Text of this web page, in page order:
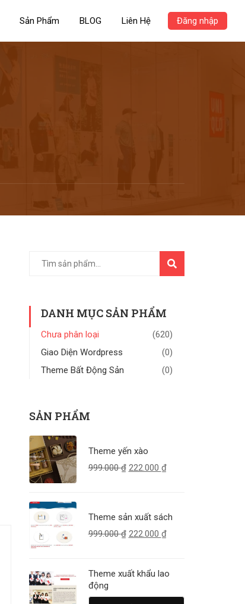
Sản Phẩm BLOG Liên Hệ Đăng nhập
TÌM
KIẾM
DANH MỤC SẢN PHẨM
Chưa phân loại
(620)
Giao Diện Wordpress
(0)
Theme Bất Động Sản
(0)
SẢN PHẨM
Theme yến xào
999.000₫ 222.000 ₫
Theme sản xuất sách
999.000₫ 222.000 ₫
Theme xuất khẩu lao
động